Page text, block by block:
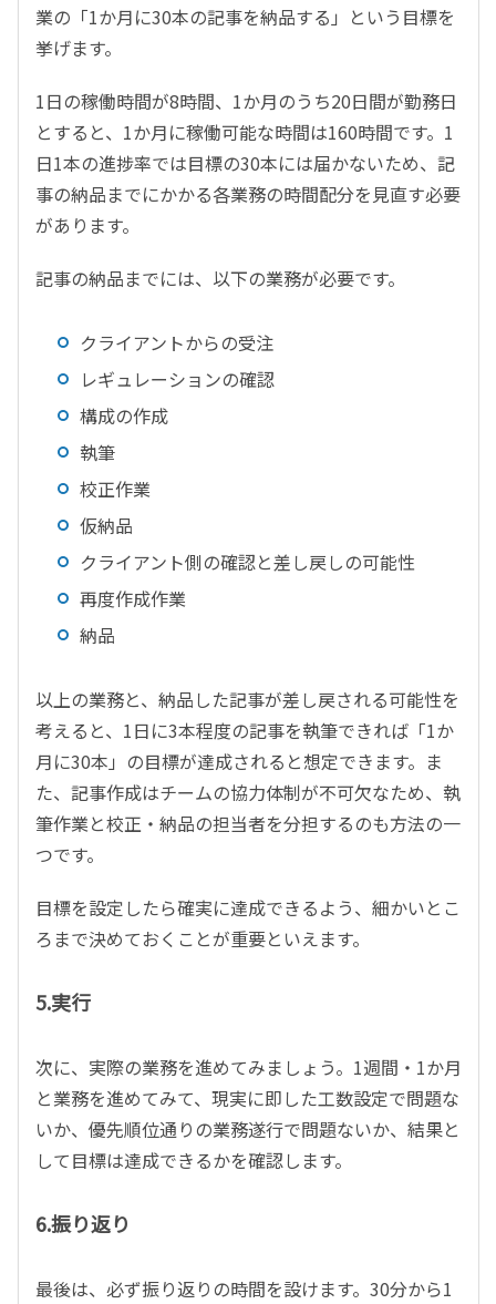
業の「1か月に30本の記事を納品する」という目標を
挙げます。
1日の稼働時間が8時間、1か月のうち20日間が勤務日
とすると、1か月に稼働可能な時間は160時間です。1
日1本の進捗率では目標の30本には届かないため、記
事の納品までにかかる各業務の時間配分を見直す必要
があります。
記事の納品までには、以下の業務が必要です。
クライアントからの受注
レギュレーションの確認
構成の作成
執筆
校正作業
仮納品
クライアント側の確認と差し戻しの可能性
再度作成作業
納品
以上の業務と、納品した記事が差し戻される可能性を
考えると、1日に3本程度の記事を執筆できれば「1か
月に30本」の目標が達成されると想定できます。ま
た、記事作成はチームの協力体制が不可欠なため、執
筆作業と校正・納品の担当者を分担するのも方法の一
つです。
目標を設定したら確実に達成できるよう、細かいとこ
ろまで決めておくことが重要といえます。
5.実行
次に、実際の業務を進めてみましょう。1週間・1か月
と業務を進めてみて、現実に即した工数設定で問題な
いか、優先順位通りの業務遂行で問題ないか、結果と
して目標は達成できるかを確認します。
6.振り返り
最後は、必ず振り返りの時間を設けます。30分から1